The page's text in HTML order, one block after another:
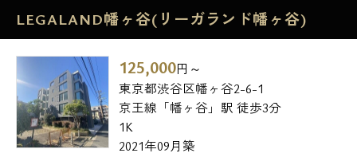
LEGALAND幡ヶ谷(リーガランド幡ヶ谷)
125,000円～
東京都渋谷区幡ヶ谷2-6-1
京王線「幡ヶ谷」駅 徒歩3分
1K
2021年09月築